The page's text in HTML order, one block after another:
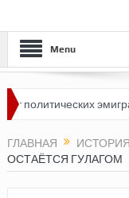
Menu
эмигрантов
ГЛАВНАЯ ИСТОРИЯ
ОСТАЁТСЯ ГУЛАГОМ